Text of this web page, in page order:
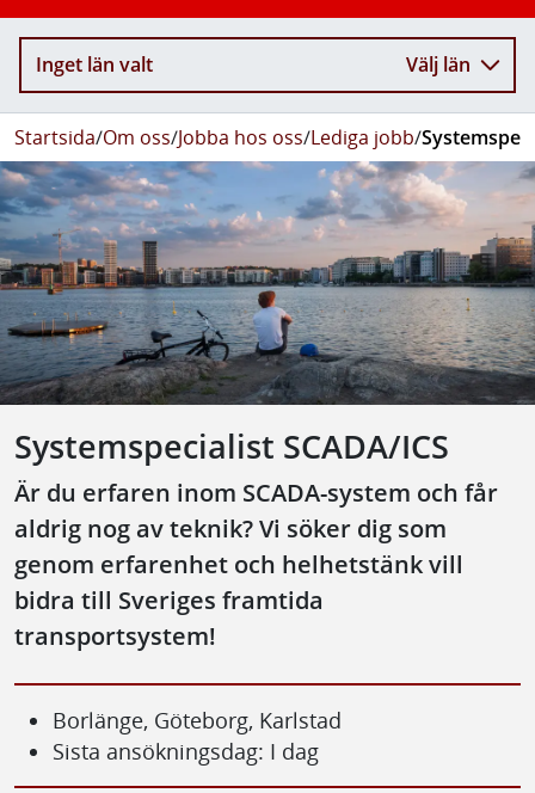
Inget län valt Välj län
Startsida/Om oss/Jobba hos oss/Lediga jobb/
Systemspecialist SCADA/ICS
Är du erfaren inom SCADA-system och får
aldrig nog av teknik? Vi söker dig som
genom erfarenhet och helhetstänk vill
bidra till Sveriges framtida
transportsystem!
Borlänge, Göteborg, Karlstad
Sista ansökningsdag: I dag